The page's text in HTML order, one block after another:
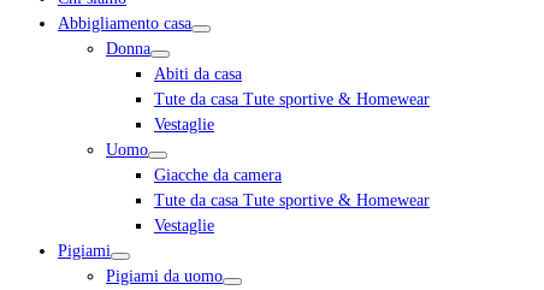
Abbigliamento casa
Donna
Abiti da casa
Tute da casa Tute sportive & Homewear
Vestaglie
Uomo
Giacche da camera
Tute da casa Tute sportive & Homewear
Vestaglie
Pigiami
Pigiami da uomo